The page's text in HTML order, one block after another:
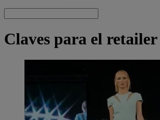
Claves para el retailer